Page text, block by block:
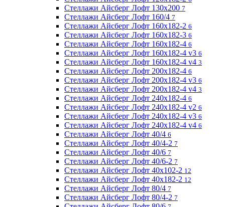
Стеллажи Айсберг Лофт 130х200 7
Стеллажи Айсберг Лофт 160/4 7
Стеллажи Айсберг Лофт 160х182-2 6
Стеллажи Айсберг Лофт 160х182-3 6
Стеллажи Айсберг Лофт 160х182-4 6
Стеллажи Айсберг Лофт 160х182-4 v3 6
Стеллажи Айсберг Лофт 160х182-4 v4 3
Стеллажи Айсберг Лофт 200х182-4 6
Стеллажи Айсберг Лофт 200х182-4 v3 6
Стеллажи Айсберг Лофт 200х182-4 v4 3
Стеллажи Айсберг Лофт 240х182-4 6
Стеллажи Айсберг Лофт 240х182-4 v2 6
Стеллажи Айсберг Лофт 240х182-4 v3 6
Стеллажи Айсберг Лофт 240х182-4 v4 6
Стеллажи Айсберг Лофт 40/4 6
Стеллажи Айсберг Лофт 40/4-2 7
Стеллажи Айсберг Лофт 40/6 7
Стеллажи Айсберг Лофт 40/6-2 7
Стеллажи Айсберг Лофт 40х102-2 12
Стеллажи Айсберг Лофт 40х182-2 12
Стеллажи Айсберг Лофт 80/4 7
Стеллажи Айсберг Лофт 80/4-2 7